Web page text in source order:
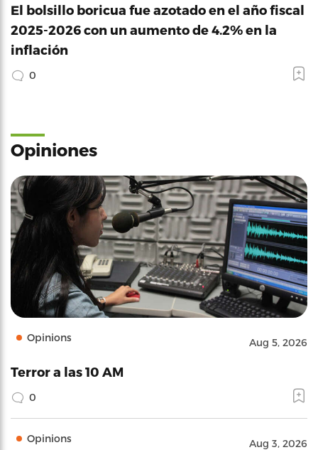
El bolsillo boricua fue azotado en el año fiscal
2025-2026 con un aumento de 4.2% en la
inflación
0
Opiniones
Opinions Aug 5, 2026
Terror a las 10 AM
0
Opinions Aug 3, 2026